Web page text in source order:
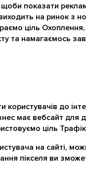
щоби показати
на ринок з
ціль
та намагаємось
до
має вебсайт для
ціль
на сайті,
пікселя ви